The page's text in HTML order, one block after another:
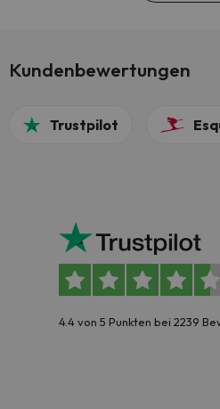
Kundenbewertungen
Trustpilot
4.4 von 5 Punkten bei 2239